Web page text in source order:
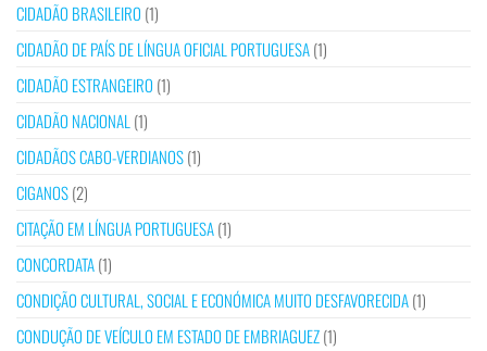
CIDADÃO BRASILEIRO (1)
CIDADÃO DE PAÍS DE LÍNGUA OFICIAL PORTUGUESA(1)
CIDADÃO ESTRANGEIRO (1)
CIDADÃO NACIONAL (1)
CIDADÃOS CABO-VERDIANOS(1)
CIGANOS(2)
CITAÇÃO EM LÍNGUA PORTUGUESA(1)
CONCORDATA(1)
CONDIÇÃO CULTURAL, SOCIAL E ECONÓMICA MUITO DESFAVORECIDA(1)
CONDUÇÃO DE VEÍCULO EM ESTADO DE EMBRIAGUEZ(1)